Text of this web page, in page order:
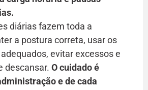
diárias fazem toda a
a postura correta, usar os
evitar excessos e
descansar. O cuidado é
e de cada